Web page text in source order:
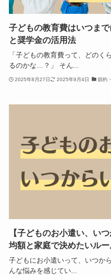
子どもの教育費はいつま
と奨学金の活用法
「子どもの教育費って、どのく
るのかな…？」 そん...
2025年8月27日 2025年9月4日 節約
【子どものお小遣い、い
均額と家庭で決めたいル
子どもにお小遣いって、いつか
んな悩みを感じてい...